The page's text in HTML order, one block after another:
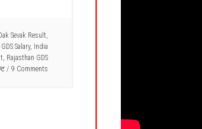
Sevak Result,
Salary, India
, Rajasthan GDS
9 Comments